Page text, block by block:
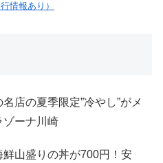
情報あり）
店の夏季限定”冷やし”がメ
ゾーナ川崎
鮮山盛りの丼が700円！安